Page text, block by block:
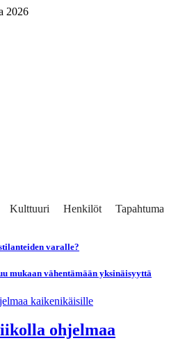
2026
Kulttuuri Henkilöt Tapahtumat
varalle?
mukaan vähentämään yksinäisyyttä
ohjelmaa